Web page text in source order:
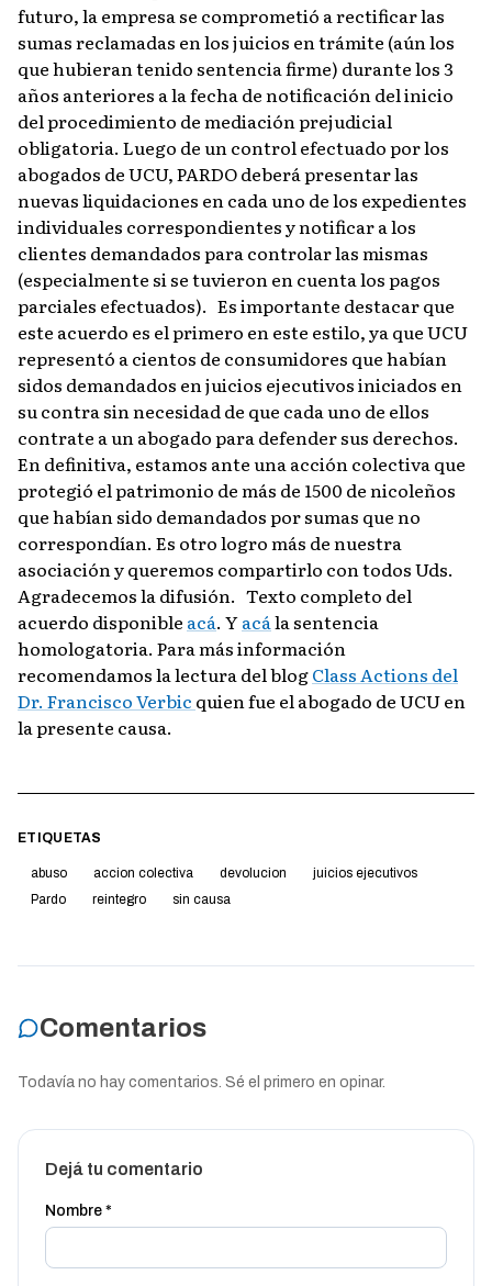
futuro, la empresa se comprometió a rectificar las
sumas reclamadas en los juicios en trámite (aún los
que hubieran tenido sentencia firme) durante los 3
años anteriores a la fecha de notificación del inicio
del procedimiento de mediación prejudicial
obligatoria. Luego de un control efectuado por los
abogados de UCU, PARDO deberá presentar las
nuevas liquidaciones en cada uno de los expedientes
individuales correspondientes y notificar a los
clientes demandados para controlar las mismas
(especialmente si se tuvieron en cuenta los pagos
parciales efectuados). Es importante destacar que
este acuerdo es el primero en este estilo, ya que UCU
representó a cientos de consumidores que habían
sidos demandados en juicios ejecutivos iniciados en
su contra sin necesidad de que cada uno de ellos
contrate a un abogado para defender sus derechos.
En definitiva, estamos ante una acción colectiva que
protegió el patrimonio de más de 1500 de nicoleños
que habían sido demandados por sumas que no
correspondían. Es otro logro más de nuestra
asociación y queremos compartirlo con todos Uds.
Agradecemos la difusión. Texto completo del
acuerdo disponible acá. Yacála sentencia
homologatoria. Para más información
recomendamos la lectura del blogClass Actions del
Dr. Francisco Verbic quien fue el abogado de UCU en
la presente causa.
ETIQUETAS
abuso accion colectiva devolucion
juicios ejecutivos
Pardo
reintegro sin causa
Comentarios
Todavía no hay comentarios. Sé el primero en opinar.
Dejá tu comentario
Nombre *